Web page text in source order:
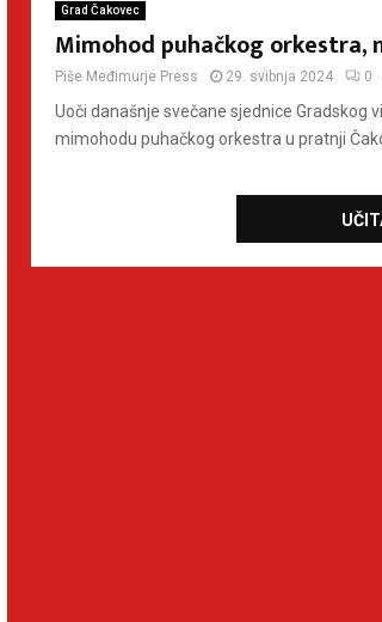
Grad Čakovec
Mimohod puhačkog orkestra,
Piše Međimurje Press 29. svibnja 2024 0
Uoči današnje svečane sjednice Gradskog
mimohodu puhačkog orkestra u pratnji